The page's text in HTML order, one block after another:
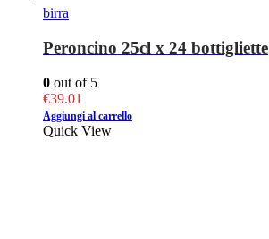
birra
Peroncino 25cl x 24 bottigliette
0 out of 5
€39.01
Aggiungi al carrello
Quick View